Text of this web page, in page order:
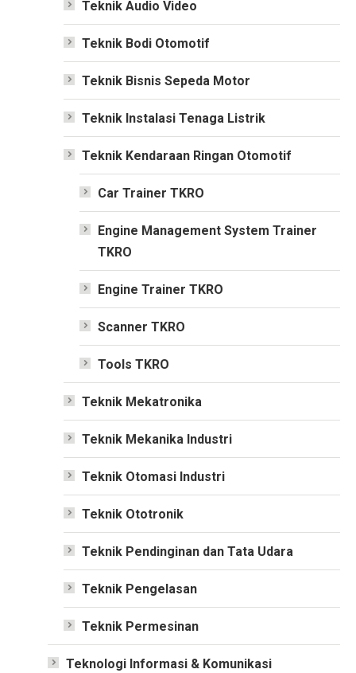
Teknik Audio Video
Teknik Bodi Otomotif
Teknik Bisnis Sepeda Motor
Teknik Instalasi Tenaga Listrik
Teknik Kendaraan Ringan Otomotif
Car Trainer TKRO
Engine Management System Trainer
TKRO
Engine Trainer TKRO
Scanner TKRO
Tools TKRO
Teknik Mekatronika
Teknik Mekanika Industri
Teknik Otomasi Industri
Teknik Ototronik
Teknik Pendinginan dan Tata Udara
Teknik Pengelasan
Teknik Permesinan
Teknologi Informasi & Komunikasi